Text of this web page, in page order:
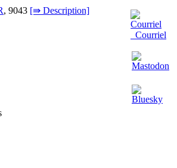
, 9043 [⇛ Description]
Courriel